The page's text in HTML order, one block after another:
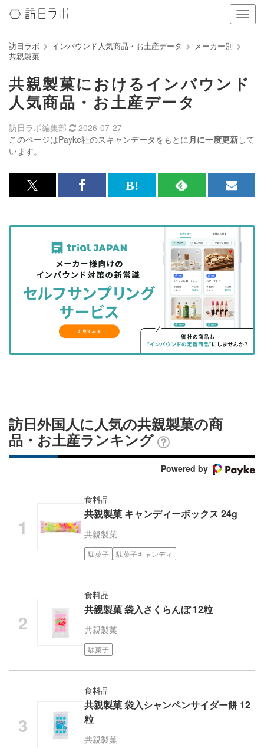
ナ
ビ
ョ
ン
切
訪日ラボ インバウンド人気商品・お土産データ
メーカー別
共親製菓
共親製菓におけるインバウンド
人気商品・お土産データ
このページはPayke社のスキャンデータをもとに月に一度更新して
います。
訪日ラボ編集部 2026-07-27
x<br>
記
を
シ
ェ
る
Facebook<br>
記
事
を
シ
ェ
ア
す
る
は
な
ッ
ク
マ
に
RSS
記
事
を
購
読
す
る
メ
マ
ガ
登
録
す
る
訪日外国人に人気の共親製菓の商
品・お土産ランキング
Powered by
食料品
共親製菓 キャンディーボックス 24g
共親製菓
駄菓子 駄菓子キャンディ
食料品
共親製菓 袋入さくらんぼ 12粒
共親製菓
駄菓子
食料品
共親製菓 袋入シャンペンサイダー餅 12
粒
共親製菓